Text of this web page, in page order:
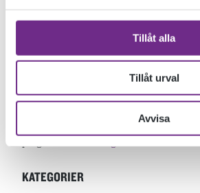
Tillåt alla
Tillåt urval
Avvisa
Filmfestivalen inleds med en pampig
klassiska Biograf Saga.
under lördagen och söndagen. Det är
på Öland, Cykelbio i Vickleby och
behöver förbokas för att reservera din
KATEGORIER